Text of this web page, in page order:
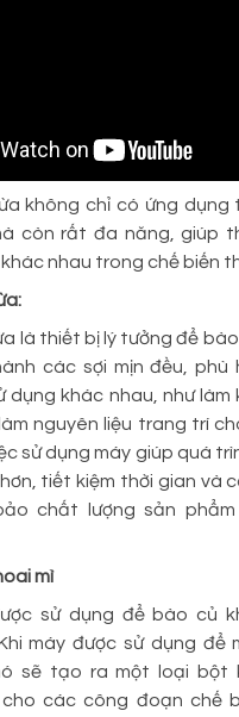
không chỉ có ứng dụng
còn rất đa năng, giúp
nhau trong chế biến
là thiết bị lý tưởng để
các sợi mịn đều, phù
dụng khác nhau, như làm
nguyên liệu trang trí
sử dụng máy giúp quá
tiết kiệm thời gian và
chất lượng sản
mì
sử dụng để bào củ
máy được sử dụng để
sẽ tạo ra một loại bột
các công đoạn chế